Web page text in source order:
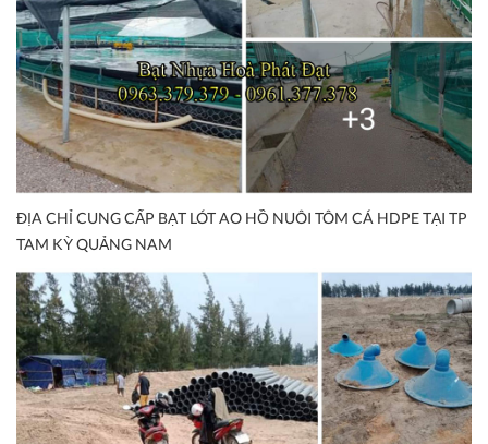
ĐỊA CHỈ CUNG CẤP BẠT LÓT AO HỒ NUÔI TÔM CÁ HDPE TẠI TP
TAM KỲ QUẢNG NAM